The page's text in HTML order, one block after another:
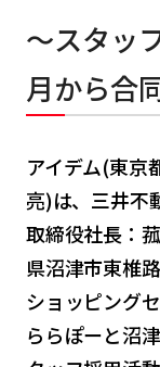
～スタッ
月から合
アイデム(東
亮)は、三井
取締役社長：
県沼津市東椎
ショッピング
ららぽーと沼